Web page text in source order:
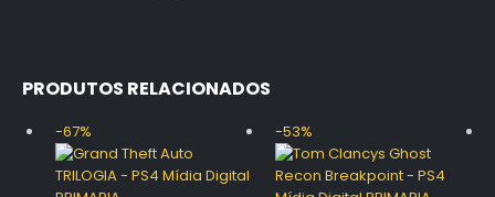
PRODUTOS RELACIONADOS
-67% -53%